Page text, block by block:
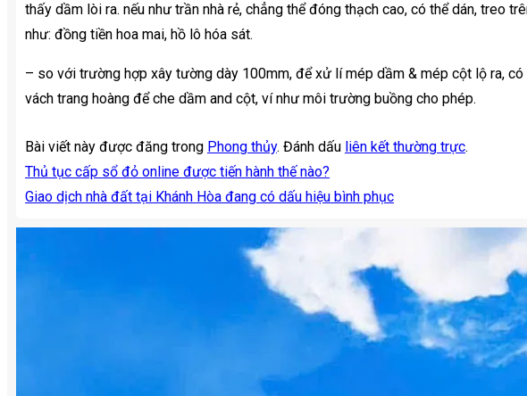
thấy dầm lòi ra. nếu như trần nhà rẻ, chẳng thể đóng thạch cao, có thể dán, treo
như: đồng tiền hoa mai, hồ lô hóa sát.
– so với trường hợp xây tường dày 100mm, để xử lí mép dầm & mép cột lộ ra,
vách trang hoàng để che dầm and cột, ví như môi trường buồng cho phép.
Bài viết này được đăng trong Phong thủy. Đánh dấu liên kết thường trực.
Thủ tục cấp sổ đỏ online được tiến hành thế nào?
Giao dịch nhà đất tại Khánh Hòa đang có dấu hiệu bình phục